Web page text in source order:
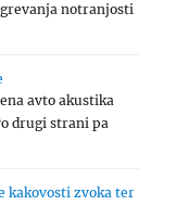
notranjosti
avto akustika
drugi strani pa
kakovosti zvoka ter